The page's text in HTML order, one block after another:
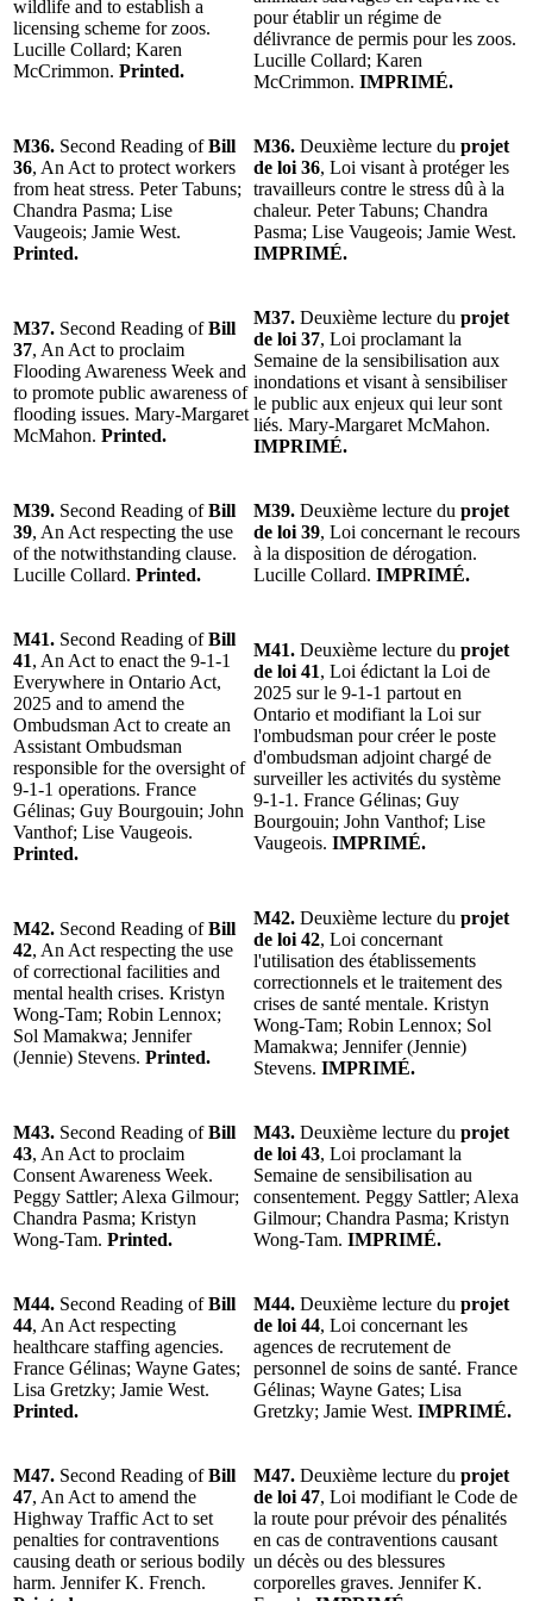
wildlife and to establish a
licensing scheme for zoos.
Lucille Collard; Karen
McCrimmon. Printed.
pour établir un régime de
délivrance de permis pour les zoos.
Lucille Collard; Karen
McCrimmon. IMPRIMÉ.
M36. Second Reading ofBill
36, An Act to protect workers
from heat stress. Peter Tabuns;
Chandra Pasma; Lise
Vaugeois; Jamie West.
Printed.
M36. Deuxième lecture du projet
de loi 36, Loi visant à protéger les
travailleurs contre le stress dû à la
chaleur. Peter Tabuns; Chandra
Pasma; Lise Vaugeois; Jamie West.
IMPRIMÉ.
M37. Second Reading ofBill
37, An Act to proclaim
Flooding Awareness Week and
to promote public awareness of
flooding issues. Mary-Margaret
McMahon. Printed.
M37. Deuxième lecture du projet
de loi 37, Loi proclamant la
Semaine de la sensibilisation aux
inondations et visant à sensibiliser
le public aux enjeux qui leur sont
liés. Mary-Margaret McMahon.
IMPRIMÉ.
M39. Second Reading ofBill
39, An Act respecting the use
of the notwithstanding clause.
Lucille Collard. Printed.
M39. Deuxième lecture du projet
de loi 39, Loi concernant le recours
à la disposition de dérogation.
Lucille Collard. IMPRIMÉ.
M41. Second Reading ofBill
41, An Act to enact the 9-1-1
Everywhere in Ontario Act,
2025 and to amend the
Ombudsman Act to create an
Assistant Ombudsman
responsible for the oversight of
9-1-1 operations. France
Gélinas; Guy Bourgouin; John
Vanthof; Lise Vaugeois.
Printed.
M41. Deuxième lecture du projet
de loi 41, Loi édictant la Loi de
2025 sur le 9-1-1 partout en
Ontario et modifiant la Loi sur
l'ombudsman pour créer le poste
d'ombudsman adjoint chargé de
surveiller les activités du système
9-1-1. France Gélinas; Guy
Bourgouin; John Vanthof; Lise
Vaugeois. IMPRIMÉ.
M42. Second Reading ofBill
42, An Act respecting the use
of correctional facilities and
mental health crises. Kristyn
Wong-Tam; Robin Lennox;
Sol Mamakwa; Jennifer
(Jennie) Stevens. Printed.
M42. Deuxième lecture du projet
de loi 42, Loi concernant
l'utilisation des établissements
correctionnels et le traitement des
crises de santé mentale. Kristyn
Wong-Tam; Robin Lennox; Sol
Mamakwa; Jennifer (Jennie)
Stevens. IMPRIMÉ.
M43. Second Reading ofBill
43, An Act to proclaim
Consent Awareness Week.
Peggy Sattler; Alexa Gilmour;
Chandra Pasma; Kristyn
Wong-Tam. Printed.
M43. Deuxième lecture du projet
de loi 43, Loi proclamant la
Semaine de sensibilisation au
consentement. Peggy Sattler; Alexa
Gilmour; Chandra Pasma; Kristyn
Wong-Tam. IMPRIMÉ.
M44. Second Reading ofBill
44, An Act respecting
healthcare staffing agencies.
France Gélinas; Wayne Gates;
Lisa Gretzky; Jamie West.
Printed.
M44. Deuxième lecture du projet
de loi 44, Loi concernant les
agences de recrutement de
personnel de soins de santé. France
Gélinas; Wayne Gates; Lisa
Gretzky; Jamie West. IMPRIMÉ.
M47. Second Reading ofBill
47, An Act to amend the
Highway Traffic Act to set
penalties for contraventions
causing death or serious bodily
harm. Jennifer K. French.
M47. Deuxième lecture du projet
de loi 47, Loi modifiant le Code de
la route pour prévoir des pénalités
en cas de contraventions causant
un décès ou des blessures
corporelles graves. Jennifer K.